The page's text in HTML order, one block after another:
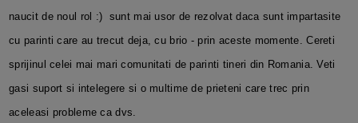
naucit de noul rol :) sunt mai usor de rezolvat daca sunt impartasite
cu parinti care au trecut deja, cu brio - prin aceste momente. Cereti
sprijinul celei mai mari comunitati de parinti tineri din Romania. Veti
gasi suport si intelegere si o multime de prieteni care trec prin
aceleasi probleme ca dvs.